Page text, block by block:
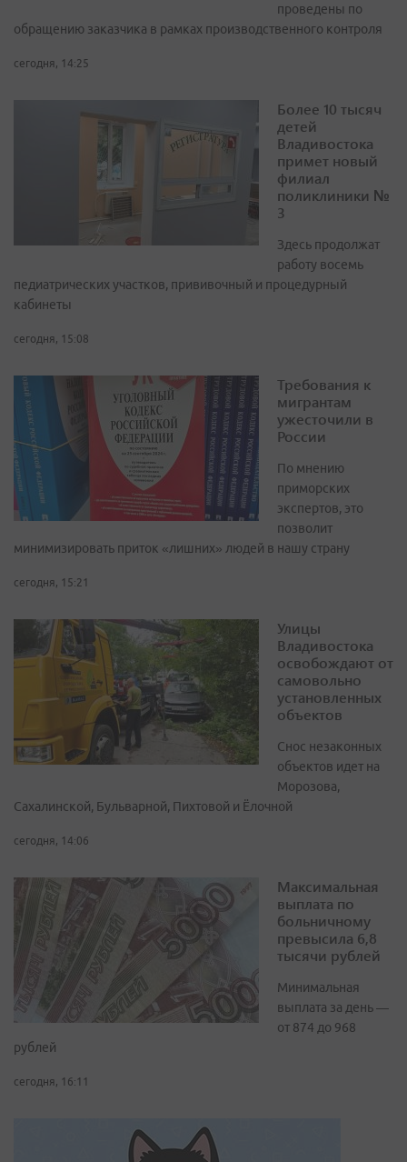
проведены по
обращению заказчика в рамках производственного контроля
сегодня, 14:25
Более 10 тысяч
детей
Владивостока
примет новый
филиал
поликлиники №
3
Здесь продолжат
работу восемь
педиатрических участков, прививочный и процедурный
кабинеты
сегодня, 15:08
Требования к
мигрантам
ужесточили в
России
По мнению
приморских
экспертов, это
позволит
минимизировать приток «лишних» людей в нашу страну
сегодня, 15:21
Улицы
Владивостока
освобождают от
самовольно
установленных
объектов
Снос незаконных
объектов идет на
Морозова,
Сахалинской, Бульварной, Пихтовой и Ёлочной
сегодня, 14:06
Максимальная
выплата по
больничному
превысила 6,8
тысячи рублей
Минимальная
выплата за день —
от 874 до 968
рублей
сегодня, 16:11